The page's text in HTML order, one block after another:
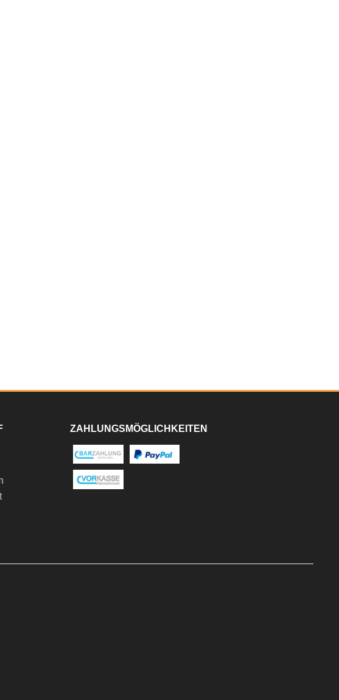
ZAHLUNGSMÖGLICHKEITEN